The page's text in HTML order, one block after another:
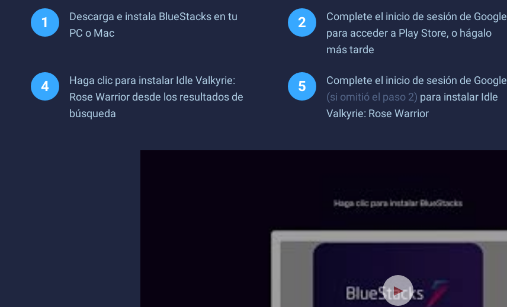
Descarga e instala BlueStacks en tu
PC o Mac
Complete el inicio de sesión de Google
para acceder a Play Store, o hágalo
más tarde
Haga clic para instalar Idle Valkyrie:
Rose Warrior desde los resultados de
búsqueda
Complete el inicio de sesión de Google
(si omitió el paso 2) para instalar Idle
Valkyrie: Rose Warrior